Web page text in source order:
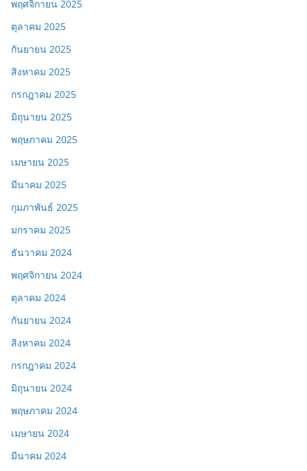
พฤศจิกายน 2025
ตุลาคม 2025
กันยายน 2025
สิงหาคม 2025
กรกฎาคม 2025
มิถุนายน 2025
พฤษภาคม 2025
เมษายน 2025
มีนาคม 2025
กุมภาพันธ์ 2025
มกราคม 2025
ธันวาคม 2024
พฤศจิกายน 2024
ตุลาคม 2024
กันยายน 2024
สิงหาคม 2024
กรกฎาคม 2024
มิถุนายน 2024
พฤษภาคม 2024
เมษายน 2024
มีนาคม 2024